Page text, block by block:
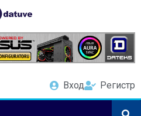
Вход Регистр